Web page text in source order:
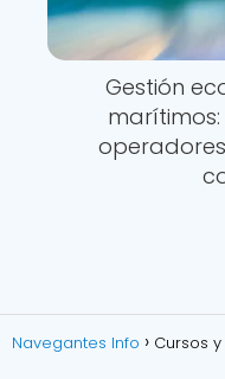
Gestión
Navegantes Info Cursos